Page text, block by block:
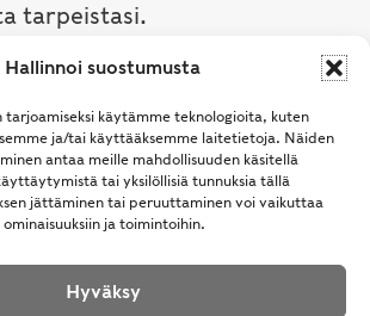
Hallinnoi suostumusta
tarjoamiseksi käytämme teknologioita, kuten
ja/tai käyttääksemme laitetietoja. Näiden
antaa meille mahdollisuuden käsitellä
tai yksilöllisiä tunnuksia tällä
jättäminen tai peruuttaminen voi vaikuttaa
ja toimintoihin.
Hyväksy
tarpeistasi.
→